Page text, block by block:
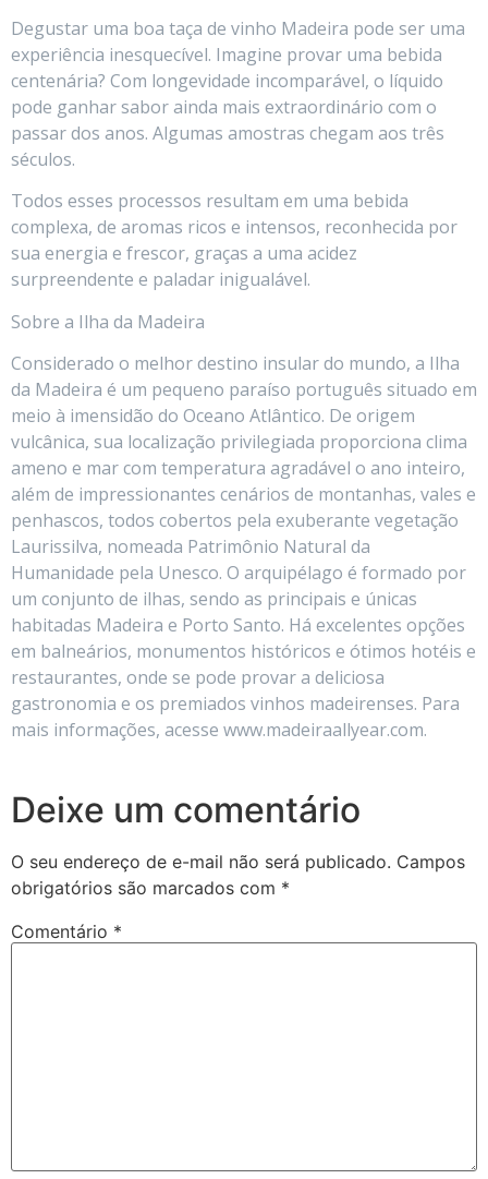
Degustar uma boa taça de vinho Madeira pode ser uma
experiência inesquecível. Imagine provar uma bebida
centenária? Com longevidade incomparável, o líquido
pode ganhar sabor ainda mais extraordinário com o
passar dos anos. Algumas amostras chegam aos três
séculos.
Todos esses processos resultam em uma bebida
complexa, de aromas ricos e intensos, reconhecida por
sua energia e frescor, graças a uma acidez
surpreendente e paladar inigualável.
Sobre a Ilha da Madeira
Considerado o melhor destino insular do mundo, a Ilha
da Madeira é um pequeno paraíso português situado em
meio à imensidão do Oceano Atlântico. De origem
vulcânica, sua localização privilegiada proporciona clima
ameno e mar com temperatura agradável o ano inteiro,
além de impressionantes cenários de montanhas, vales e
penhascos, todos cobertos pela exuberante vegetação
Laurissilva, nomeada Patrimônio Natural da
Humanidade pela Unesco. O arquipélago é formado por
um conjunto de ilhas, sendo as principais e únicas
habitadas Madeira e Porto Santo. Há excelentes opções
em balneários, monumentos históricos e ótimos hotéis e
restaurantes, onde se pode provar a deliciosa
gastronomia e os premiados vinhos madeirenses. Para
mais informações, acesse www.madeiraallyear.com.
Deixe um comentário
O seu endereço de e-mail não será publicado. Campos
obrigatórios são marcados com *
Comentário *